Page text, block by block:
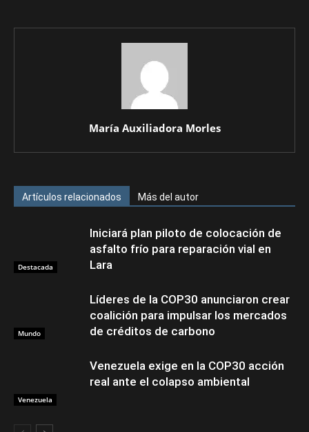
María Auxiliadora Morles
Artículos relacionados Más del autor
Destacada
Iniciará plan piloto de colocación de
asfalto frío para reparación vial en
Lara
Mundo
Líderes de la COP30 anunciaron crear
coalición para impulsar los mercados
de créditos de carbono
Venezuela
Venezuela exige en la COP30 acción
real ante el colapso ambiental